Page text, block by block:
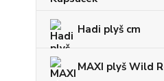
Hadi plyš cm
MAXI plyš Wild